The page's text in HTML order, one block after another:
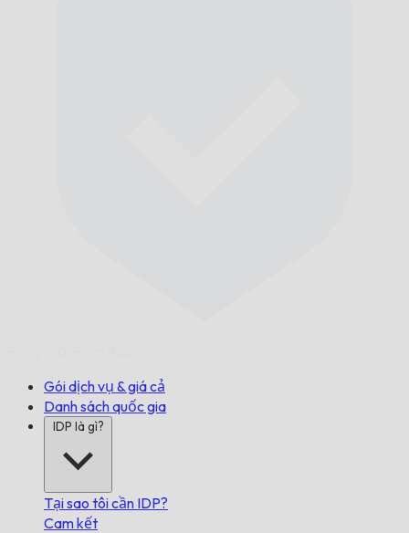
Gói dịch vụ & giá cả
Danh sách quốc gia
IDP là gì?
Tại sao tôi cần IDP?
Cam kết